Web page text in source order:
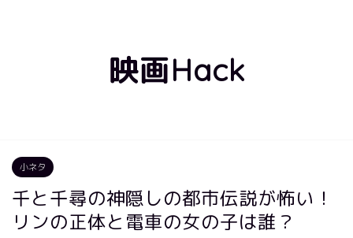
映画Hack
小ネタ
千と千尋の神隠しの都市伝説が怖い！
リンの正体と電車の女の子は誰？